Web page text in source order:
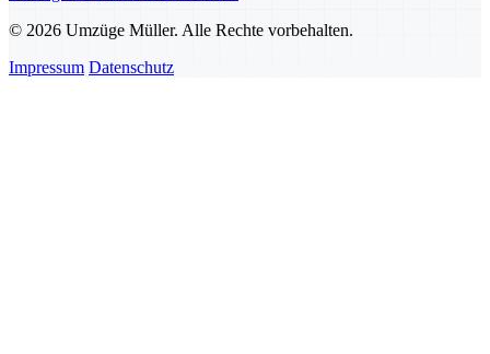
© 2026 Umzüge Müller. Alle Rechte vorbehalten.
Impressum Datenschutz